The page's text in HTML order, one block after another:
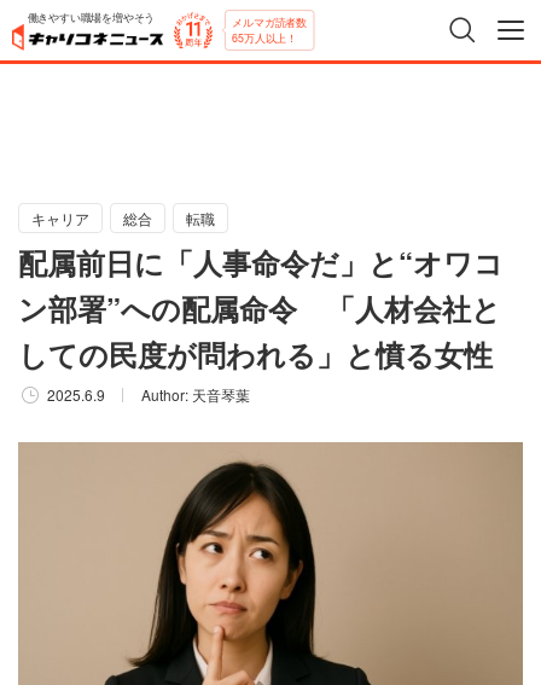
働きやすい職場を増やそう メルマガ読者数
65万人以上！
キャリア 総合 転職
配属前日に「人事命令だ」と“オワコ
ン部署”への配属命令 「人材会社と
しての民度が問われる」と憤る女性
2025.6.9 Author: 天音琴葉